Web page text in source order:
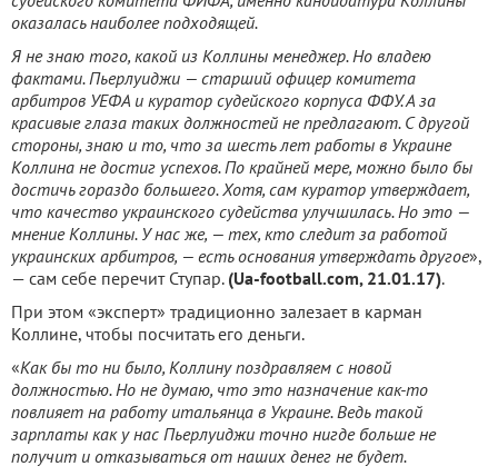
оказалась наиболее подходящей.
Я не знаю того, какой из Коллины менеджер. Но владею
фактами. Пьерлуиджи — старший офицер комитета
арбитров УЕФА и куратор судейского корпуса ФФУ. А за
красивые глаза таких должностей не предлагают. С другой
стороны, знаю и то, что за шесть лет работы в Украине
Коллина не достиг успехов. По крайней мере, можно было бы
достичь гораздо большего. Хотя, сам куратор утверждает,
что качество украинского судейства улучшилась. Но это —
мнение Коллины. У нас же, — тех, кто следит за работой
украинских арбитров, — есть основания утверждать другое»,
— сам себе перечит Ступар. (Ua-football.com, 21.01.17).
При этом «эксперт» традиционно залезает в карман
Коллине, чтобы посчитать его деньги.
«Как бы то ни было, Коллину поздравляем с новой
должностью. Но не думаю, что это назначение как-то
повлияет на работу итальянца в Украине. Ведь такой
зарплаты как у нас Пьерлуиджи точно нигде больше не
получит и отказываться от наших денег не будет.